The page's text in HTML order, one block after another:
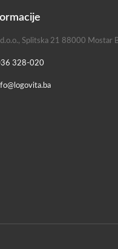
Splitska 21 88000 Mostar
328-020